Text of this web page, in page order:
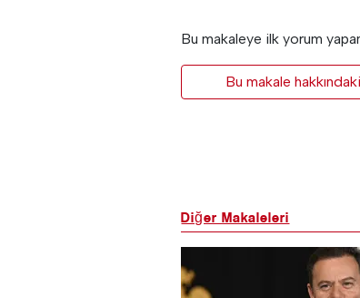
Bu makaleye ilk yorum
Bu makale
Diğer Makaleleri